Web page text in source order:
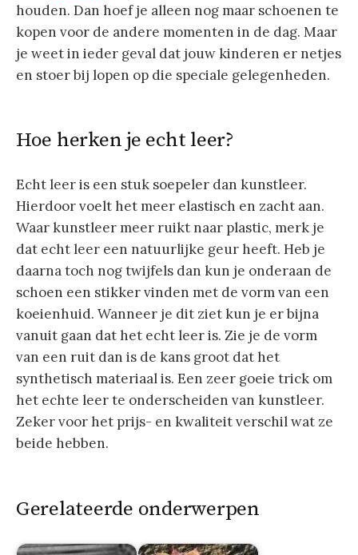
houden. Dan hoef je alleen nog maar schoenen te
kopen voor de andere momenten in de dag. Maar
je weet in ieder geval dat jouw kinderen er netjes
en stoer bij lopen op die speciale gelegenheden.
Hoe herken je echt leer?
Echt leer is een stuk soepeler dan kunstleer.
Hierdoor voelt het meer elastisch en zacht aan.
Waar kunstleer meer ruikt naar plastic, merk je
dat echt leer een natuurlijke geur heeft. Heb je
daarna toch nog twijfels dan kun je onderaan de
schoen een stikker vinden met de vorm van een
koeienhuid. Wanneer je dit ziet kun je er bijna
vanuit gaan dat het echt leer is. Zie je de vorm
van een ruit dan is de kans groot dat het
synthetisch materiaal is. Een zeer goeie trick om
het echte leer te onderscheiden van kunstleer.
Zeker voor het prijs- en kwaliteit verschil wat ze
beide hebben.
Gerelateerde onderwerpen